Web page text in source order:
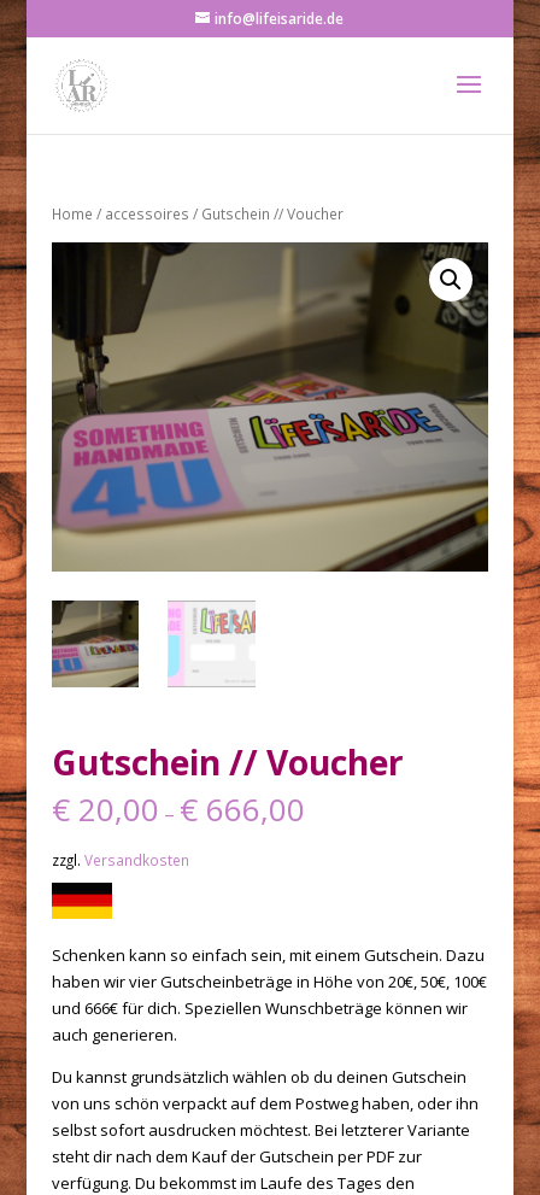
info@lifeisaride.de
Home / accessoires / Gutschein // Voucher
Gutschein // Voucher
€20,00 – €666,00
zzgl. Versandkosten
Schenken kann so einfach sein, mit einem Gutschein. Dazu
haben wir vier Gutscheinbeträge in Höhe von 20€, 50€, 100€
und 666€ für dich. Speziellen Wunschbeträge können wir
auch generieren.
Du kannst grundsätzlich wählen ob du deinen Gutschein
von uns schön verpackt auf dem Postweg haben, oder ihn
selbst sofort ausdrucken möchtest. Bei letzterer Variante
steht dir nach dem Kauf der Gutschein per PDF zur
verfügung. Du bekommst im Laufe des Tages den